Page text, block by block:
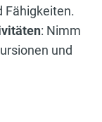
Fähigkeiten.
: Nimm
und